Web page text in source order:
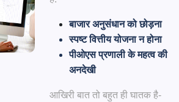
बाजार अनुसंधान को छोड़ना
स्पष्ट वित्तीय योजना न होना
पीओएस प्रणाली के महत्व की
अनदेखी
आखिरी बात तो बहुत ही घातक है-